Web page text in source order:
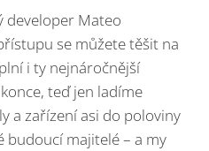
developer Mateo
se můžete těšit na
i ty nejnáročnější
teď jen ladíme
a zařízení asi do poloviny
budoucí majitelé – a my